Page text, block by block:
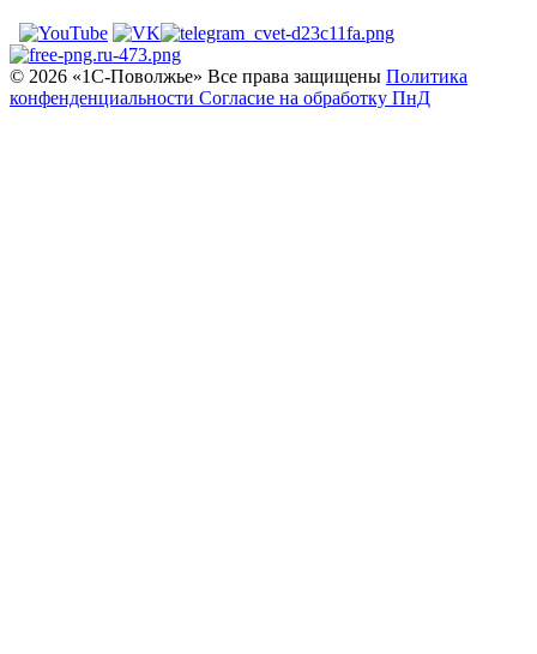
© 2026 «1С‑Поволжье» Все права защищены Политика
конфенденциальности Согласие на обработку ПнД